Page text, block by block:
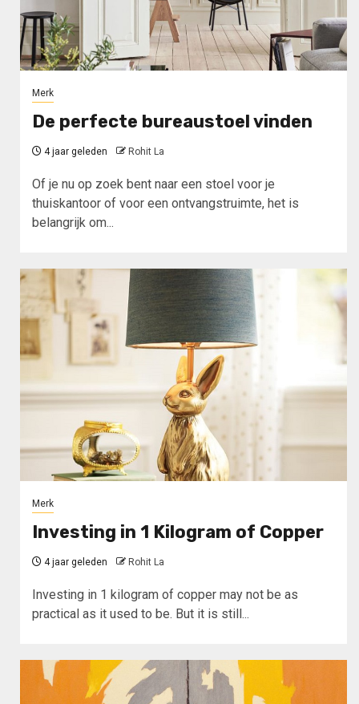
Merk
De perfecte bureaustoel vinden
4 jaar geleden Rohit La
Of je nu op zoek bent naar een stoel voor je
thuiskantoor of voor een ontvangstruimte, het is
belangrijk om...
Merk
Investing in 1 Kilogram of Copper
4 jaar geleden Rohit La
Investing in 1 kilogram of copper may not be as
practical as it used to be. But it is still...